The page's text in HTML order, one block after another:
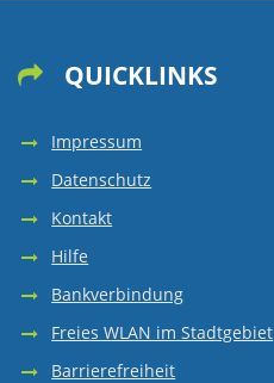
 QUICKLINKS
Impressum
Datenschutz
Kontakt
Hilfe
Bankverbindung
Freies WLAN im Stadtgebiet
Barrierefreiheit